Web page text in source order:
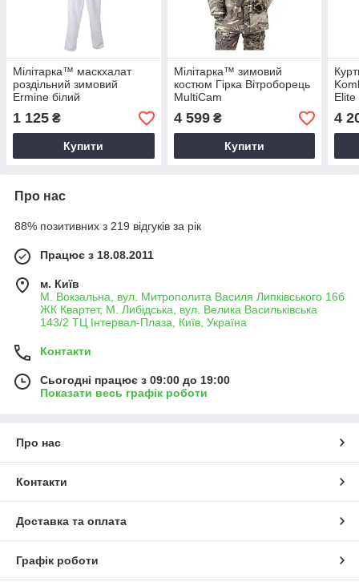
Мілітарка™ маскхалат
роздільний зимовий
Ermine білий
1 125 ₴
Купити
Мілітарка™ зимовий
костюм Гірка Вітроборець
MultiCam
4 599₴
Купити
4
Про нас
88% позитивних з 219 відгуків за рік
Працює з 18.08.2011
м. Київ
М. Вокзальна, вул. Митрополита Василя Липківського 16б
ЖК Квартет, М. Либідська, вул. Велика Васильківська
143/2 ТЦ Інтервал-Плаза, Київ, Україна
Контакти
Сьогодні працює з 09:00 до 19:00
Показати весь графік роботи
Про нас
Контакти
Доставка та оплата
Графік роботи